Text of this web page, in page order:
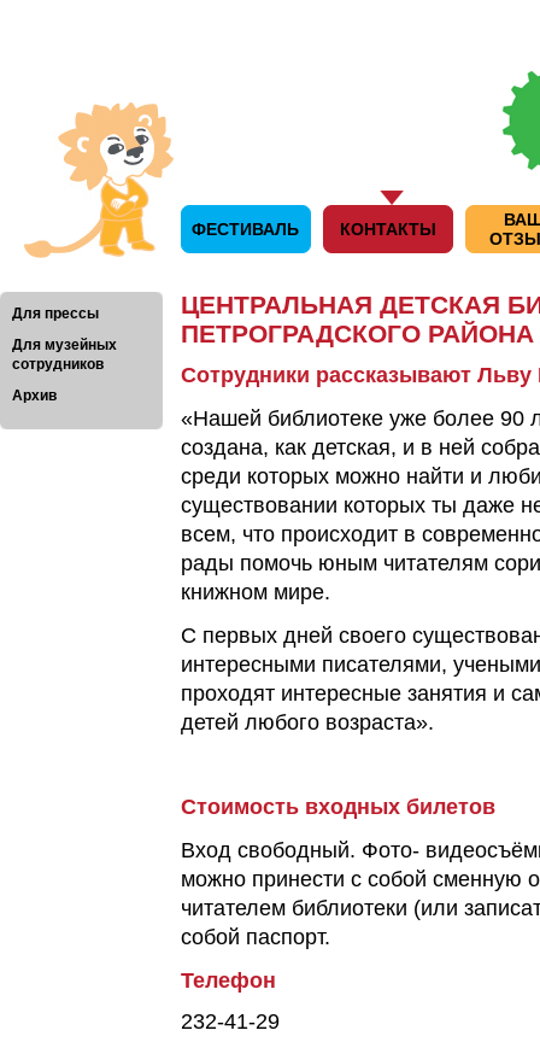
ФЕСТИВАЛЬ КОНТАКТЫ
Для прессы
Для музейных
сотрудников
Архив
ЦЕНТРАЛЬНАЯ ДЕТСКАЯ
ПЕТРОГРАДСКОГО РАЙОНА
Сотрудники рассказывают
«Нашей библиотеке уже более 90
создана, как детская, и в ней
среди которых можно найти и
существовании которых ты даже
всем, что происходит в
рады помочь юным читателям
книжном мире.
С первых дней своего
интересными писателями,
проходят интересные занятия и
детей любого возраста».
Стоимость входных билетов
Вход свободный. Фото-
можно принести с собой сменную
читателем библиотеки (или
собой паспорт.
Телефон
232-41-29